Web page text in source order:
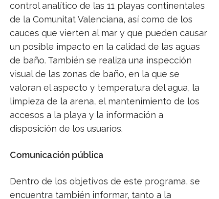
control analítico de las 11 playas continentales
de la Comunitat Valenciana, así como de los
cauces que vierten al mar y que pueden causar
un posible impacto en la calidad de las aguas
de baño. También se realiza una inspección
visual de las zonas de baño, en la que se
valoran el aspecto y temperatura del agua, la
limpieza de la arena, el mantenimiento de los
accesos a la playa y la información a
disposición de los usuarios.
Comunicación pública
Dentro de los objetivos de este programa, se
encuentra también informar, tanto a la